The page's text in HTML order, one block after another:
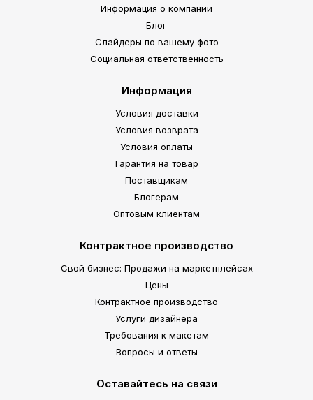
Информация о компании
Блог
Слайдеры по вашему фото
Социальная ответственность
Информация
Условия доставки
Условия возврата
Условия оплаты
Гарантия на товар
Поставщикам
Блогерам
Оптовым клиентам
Контрактное производство
Свой бизнес: Продажи на маркетплейсах
Цены
Контрактное производство
Услуги дизайнера
Требования к макетам
Вопросы и ответы
Оставайтесь на связи